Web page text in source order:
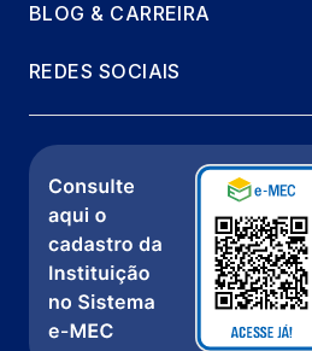
BLOG & CARREIRA
REDES SOCIAIS